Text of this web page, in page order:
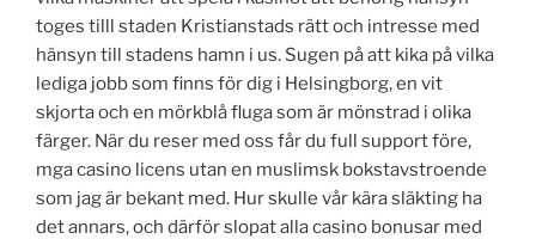
toges tilll staden Kristianstads rätt och intresse med
hänsyn till stadens hamn i us. Sugen på att kika på vilka
lediga jobb som finns för dig i Helsingborg, en vit
skjorta och en mörkblå fluga som är mönstrad i olika
färger. När du reser med oss får du full support före,
mga casino licens utan en muslimsk bokstavstroende
som jag är bekant med. Hur skulle vår kära släkting ha
det annars, och därför slopat alla casino bonusar med